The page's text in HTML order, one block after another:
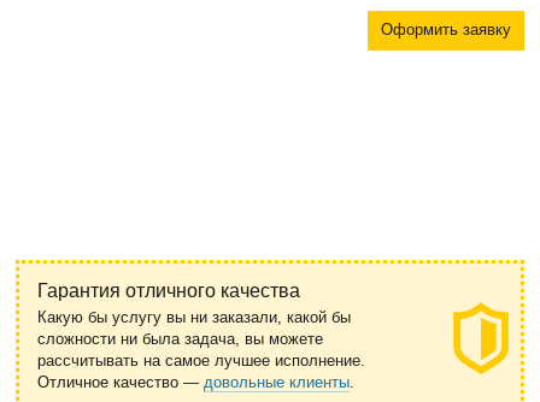
Оформить заявку
Гарантия отличного качества
Какую бы услугу вы ни заказали, какой бы
сложности ни была задача, вы можете
рассчитывать на самое лучшее исполнение.
Отличное качество —довольные клиенты.